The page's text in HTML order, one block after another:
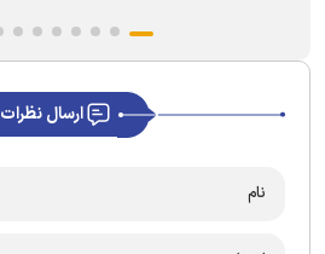
ارسال نظرات